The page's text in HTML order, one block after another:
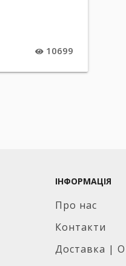
10699
ІНФОРМАЦІЯ
Про нас
Контакти
Доставка |